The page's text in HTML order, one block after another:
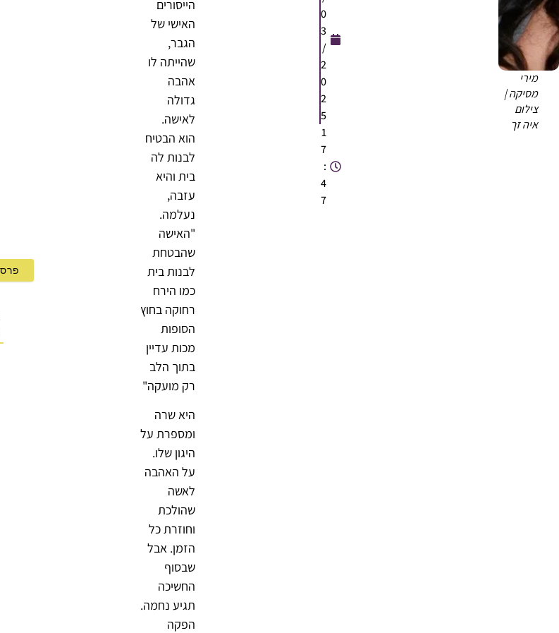
מירי
מסיקה |
צילום
איה זך
0
3
/
2
0
2
5
1
7
:
4
7
הייסורים
האישי של
הגבר,
שהייתה לו
אהבה
גדולה
לאישה.
הוא הבטיח
לבנות לה
בית והיא
עזבה,
נעלמה.
"האישה
שהבטחת
לבנות בית
כמו הירח
רחוקה בחוץ
הסופות
מכות עדיין
בתוך הלב
רק מועקה"
היא שרה
ומספרת על
היגון שלו.
על האהבה
לאשה
שהולכת
וחוזרת כל
הזמן. אבל
שבסוף
החשיכה
תגיע נחמה.
הפקה